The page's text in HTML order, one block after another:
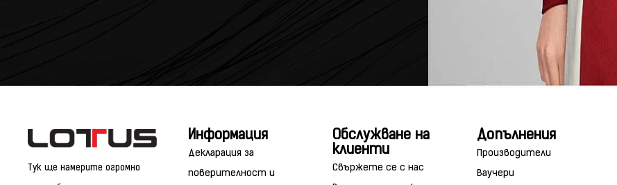
Тук ще намерите огромно
Информация
Декларация за
поверителност и
Обслужване на
клиенти
Свържете се с нас
Допълнения
Производители
Ваучери